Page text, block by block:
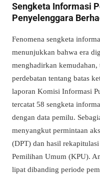
Sengketa Informasi
Penyelenggara
Fenomena sengketa
menunjukkan bahwa era
menghadirkan
perdebatan tentang batas
laporan Komisi Informasi
tercatat 58 sengketa
dengan data pemilu.
menyangkut permintaan
(DPT) dan hasil
Pemilihan Umum (KPU).
lipat dibanding periode